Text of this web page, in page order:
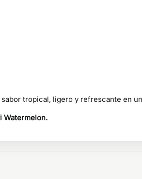
tropical, ligero y refrescante en
Watermelon.